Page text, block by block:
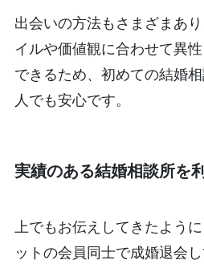
出会いの方法もさまざまあ
イルや価値観に合わせて異
できるため、初めての結婚
人でも安心です。
実績のある結婚相談所を
上でもお伝えしてきたよう
ットの会員同士で成婚退会